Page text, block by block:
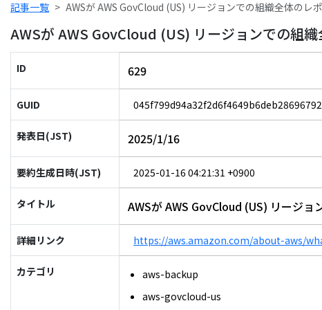
記事一覧 AWSが AWS GovCloud (US) リージョンでの組織全体のレ
AWSが AWS GovCloud (US) リージョンでの組
ID 629
GUID
発表日(JST) 2025/1/16
要約生成日時(JST) 2025-01-16 04:21:31 +0900
タイトル AWSが AWS GovCloud (US) リージ
詳細リンク https://aws.amazon.com/about-aws/
カテゴリ
aws-backup
aws-govcloud-us